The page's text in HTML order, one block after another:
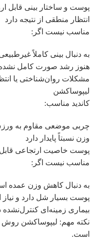
پوست و ساختار بینی قابل
انتظار منطقی از نتیجه دارد
مناسب نیست اگر:
به دنبال بینی کاملاً
هنوز رشد صورت کامل
مشکلات روان‌شناختی یا
لیپوساکشن
کاندید مناسب:
چربی موضعی مقاوم به
وزن نسبتاً پایدار دارد
پوست خاصیت ارتجاعی
مناسب نیست اگر:
به دنبال کاهش وزن عمده
پوست بسیار شل دارد و
بیماری زمینه‌ای کنترل‌نشده
نکته مهم: لیپوساکشن
است.